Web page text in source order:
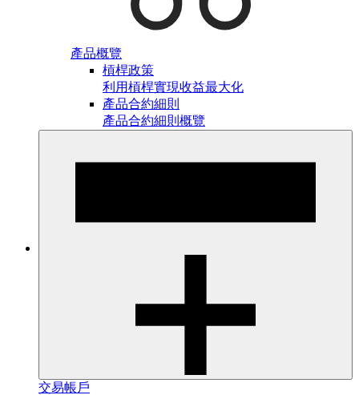
產品概覽
槓桿政策
利用槓桿實現收益最大化
產品合約細則
產品合約細則概覽
交易帳戶